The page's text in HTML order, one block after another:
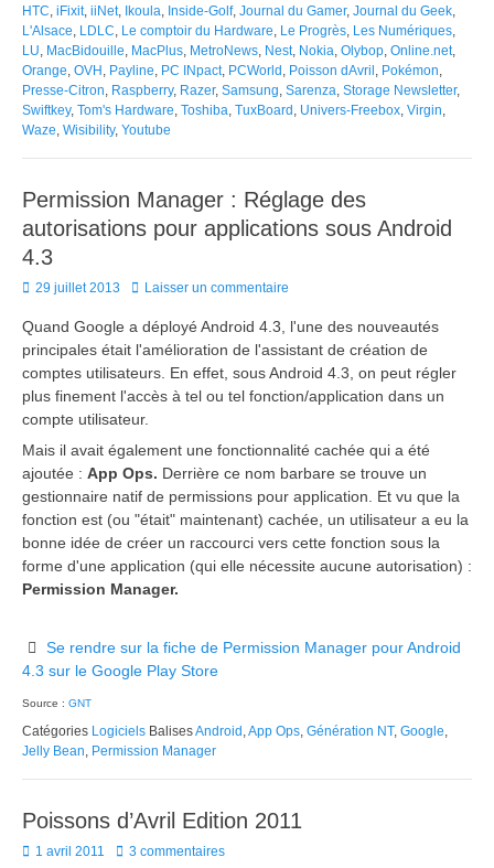
HTC, iFixit, iiNet, Ikoula, Inside-Golf, Journal du Gamer, Journal du Geek,
L'Alsace, LDLC, Le comptoir du Hardware, Le Progrès, Les Numériques,
LU, MacBidouille, MacPlus, MetroNews, Nest, Nokia, Olybop, Online.net,
Orange, OVH , Payline, PC INpact, PCWorld , Poisson dAvril , Pokémon,
Presse-Citron, Raspberry, Razer, Samsung, Sarenza, Storage Newsletter,
Swiftkey, Tom's Hardware, Toshiba, TuxBoard , Univers-Freebox, Virgin,
Waze, Wisibility, Youtube
Permission Manager : Réglage des
autorisations pour applications sous Android
4.3
Posted
29 juillet 2013 Laisser un commentaire
Quand Google a déployé Android 4.3, l'une des nouveautés
principales était l'amélioration de l'assistant de création de
comptes utilisateurs. En effet, sous Android 4.3, on peut régler
plus finement l'accès à tel ou tel fonction/application dans un
compte utilisateur.
Mais il avait également une fonctionnalité cachée qui a été
ajoutée : App Ops. Derrière ce nom barbare se trouve un
gestionnaire natif de permissions pour application. Et vu que la
fonction est (ou "était" maintenant) cachée, un utilisateur a eu la
bonne idée de créer un raccourci vers cette fonction sous la
forme d'une application (qui elle nécessite aucune autorisation) :
Permission Manager.
Se rendre sur la fiche de Permission Manager pour Android
4.3 sur le Google Play Store
Source : GNT
Catégories Logiciels BalisesAndroid App Ops Génération NT, Google
Jelly Bean Permission Manager
Poissons d’Avril Edition 2011
Posted
1 avril 2011 3 commentaires